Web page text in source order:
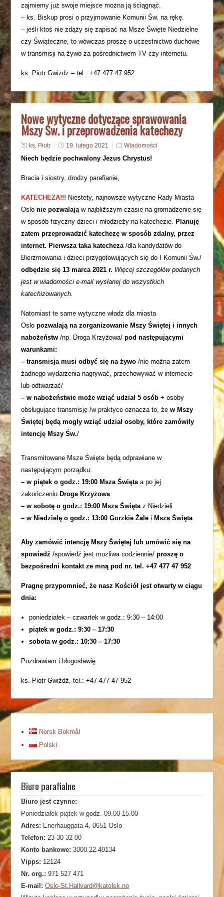
zajmiemy już swoje miejsce można ją ściągnąć.
– ks. Biskup prosi o przyjmowanie Komunii Św. na rękę.
– jeśli ktoś nie zdąży się zapisać na Msze Święte Niedzielne
czy Świąteczne, to wówczas proszę o uczestnictwo duchowe
w transmisji na żywo za pośrednictwem TV czy internetu.
ks. Piotr Gwiżdż – tel.: +47 477 47 952
Nowe wytyczne dotyczące sprawowania
Mszy Św. i przeprowadzenia katechezy
ks. Piotr 19. lutego 2021 Wiadomości
Niech będzie pochwalony Jezus Chrystus!
Bracia i siostry, drodzy parafianie,
KATECHEZA!!! Niestety, najnowsze wytyczne Rady Miasta
Oslonie pozwalająw najbliższym czasie na gromadzenie się
w sposób fizyczny dzieci i młodzieży na katechezie. Planuję
zatem przeprowadzić katechezę w sposób zdalny, przez
internet. Pierwsza taka katecheza/dla kandydatów do
Bierzmowania i dzieci przygotowujących się do I Komunii Św./
odbędzie się 13 marca 2021 r. Więcej szczegółów podanych
jest w wiadomości e-mail wysłanej do wszystkich
katechizowanych.
Natomiast te same wytyczne władz dla miasta
Oslopozwalają na zorganizowanie Mszy Świętej i innych
nabożeństw /np. Droga Krzyżowa/pod następującymi
warunkami:
– transmisja musi odbyć się na żywo /nie można zatem
żadnego wydarzenia nagrywać, przechowywać w internecie
lub odtwarzać/
– w nabożeństwie może wziąć udział 5 osób + osoby
obsługujące transmisję /w praktyce oznacza to, żew Mszy
Świętej będą mogły wziąć udział osoby, które zamówiły
intencję Mszy Św./
Transmitowane Msze Święte będą odprawiane w
następującym porządku:
– w piątek o godz.: 19:00 Msza Świętaa po jej
zakończeniu Droga Krzyżowa
– w sobotę o godz.: 19:00 Msza Świętaz Niedzieli
– w Niedzielę o godz.: 13:00 Gorzkie Żale i Msza Święta
Aby zamówić intencję Mszy Świętej lub umówić się na
spowiedź/spowiedź jest możliwa codziennie/proszę o
bezpośredni kontakt ze mną pod nr. tel. +47 477 47 952
Pragnę przypomnieć, że nasz Kościół jest otwarty w ciągu
dnia:
poniedziałek – czwartek w godz.: 9:30 – 14:00
piątek w godz.: 9:30 – 17:30
sobota w godz.: 10:30 – 17:30
Pozdrawiam i błogosławię
ks. Piotr Gwiżdż, tel.: +47 477 47 952
Norsk Bokmål
Polski
Biuro parafialne
Biuro jest czynne:
Poniedziałek-piątek w godz. 09.00-15.00
Adres: Enerhauggata 4, 0651 Oslo
Telefon: 23 30 32 00
Konto bankowe: 3000.22.49134
Vipps: 12124
Nr. org.: 971 527 471
E-mail: Oslo-St.Hallvard@katolsk.no